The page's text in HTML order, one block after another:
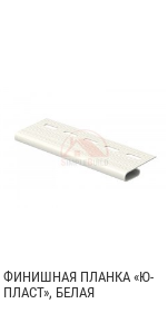
ФИНИШНАЯ ПЛАНКА «Ю-
ПЛАСТ», БЕЛАЯ